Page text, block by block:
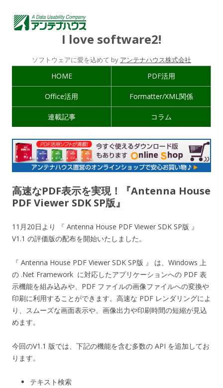
I love software2!
ソフトウェアに愛を込めて by アンテナハウス株式会社
HOME PDF活用
Office活用 Formatter/XML関係
連載記事 コラム
高速なPDF表示を実現！『Antenna House
PDF Viewer SDK SP版』
11月20日より 『 Antenna House PDF Viewer SDK SP版 』
V1.1 の評価版の配布を開始いたしました。
『 Antenna House PDF Viewer SDK SP版 』 は、Windows 上
の .Net Framework に対応したアプリケーションへの PDF 表
示機能を組み込みや、PDF ファイルの画像ファイルへの変換や
印刷に利用することができます。高速な PDF レンダリングによ
り、スムーズな画面表示や、画像出力や印刷時間の短縮が見込
めます。
今回のV1.1 版では、下記の機能を含む多数の API を追加してお
ります。
テキスト検索